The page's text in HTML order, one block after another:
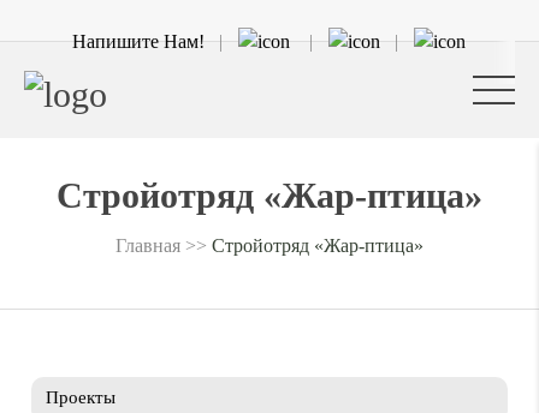
Напишите Нам!
Стройотряд «Жар-птица»
Главная >> Стройотряд «Жар-птица»
Проекты